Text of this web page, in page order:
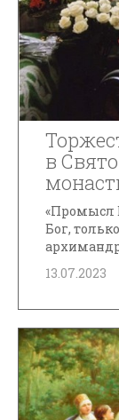
в
«Промысл
Бог,
13.07.2023